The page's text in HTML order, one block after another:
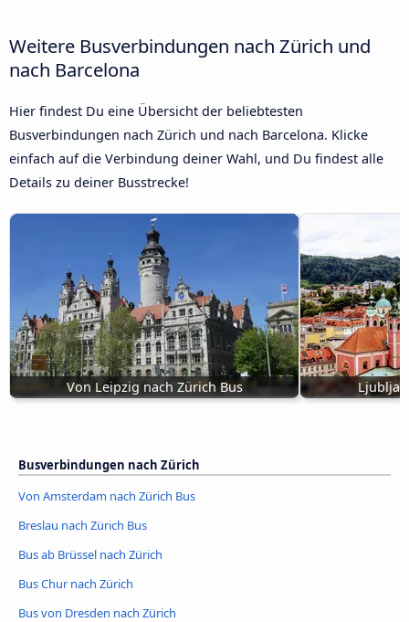
Weitere Busverbindungen nach Zürich und
nach Barcelona
Hier findest Du eine Übersicht der beliebtesten
Busverbindungen nach Zürich und nach Barcelona. Klicke
einfach auf die Verbindung deiner Wahl, und Du findest alle
Details zu deiner Busstrecke!
Von Leipzig nach Zürich Bus
Busverbindungen nach Zürich
Von Amsterdam nach Zürich Bus
Breslau nach Zürich Bus
Bus ab Brüssel nach Zürich
Bus Chur nach Zürich
Bus von Dresden nach Zürich